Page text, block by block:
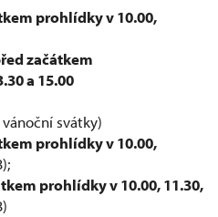
prohlídky v 10.00,
začátkem
a 15.00
svátky)
prohlídky v 10.00,
prohlídky v 10.00, 11.30,